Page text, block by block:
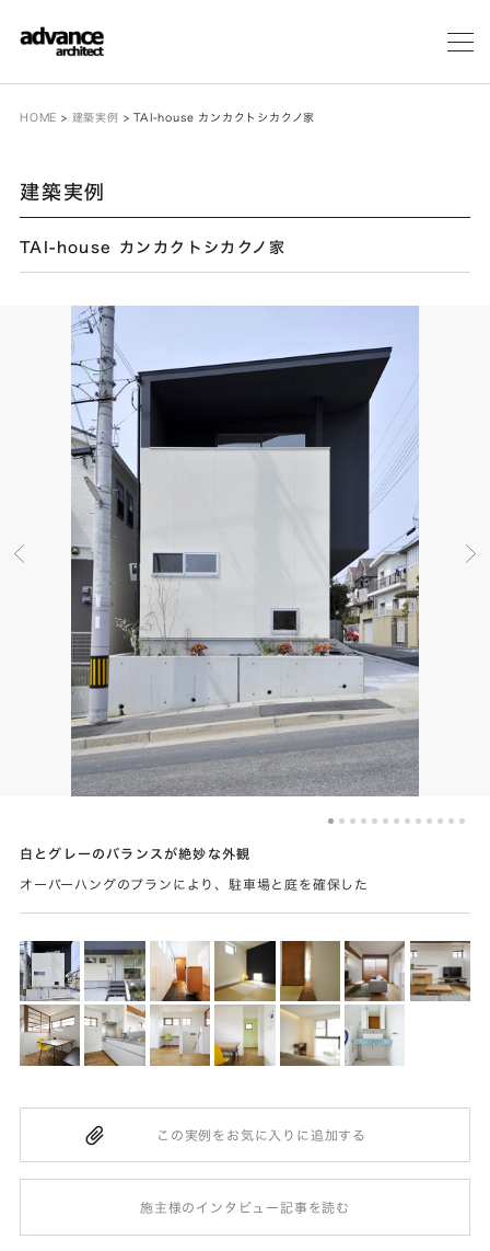
メ
HOME > 建築実例 >TAI-house カンカクトシカクノ家
建築実例
TAI-house カンカクトシカクノ家
白とグレーのバランスが絶妙な外観
オーバーハングのプランにより、駐車場と庭を確保した
施主様のインタビュー記事を読む